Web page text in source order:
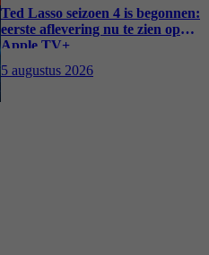
Ted Lasso seizoen 4 is begonnen:
eerste aflevering nu te zien op
Apple TV+
5 augustus 2026